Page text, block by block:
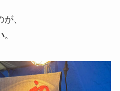
、
。